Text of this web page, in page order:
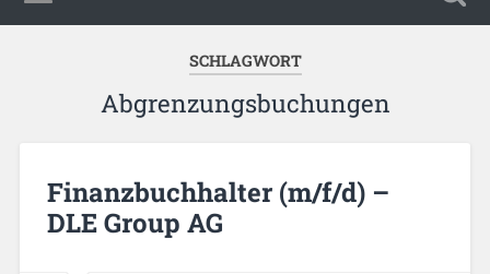
SCHLAGWORT
Abgrenzungsbuchungen
Finanzbuchhalter (m/f/d) –
DLE Group AG